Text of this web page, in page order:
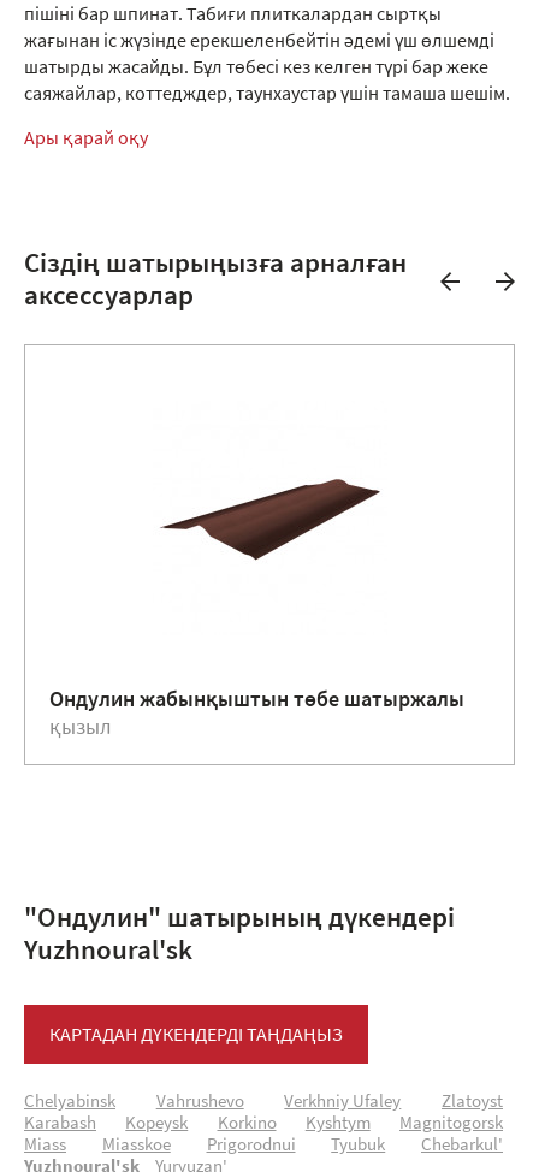
пішіні бар шпинат. Табиғи плиткалардан сыртқы
жағынан іс жүзінде ерекшеленбейтін әдемі үш өлшемді
шатырды жасайды. Бұл төбесі кез келген түрі бар жеке
саяжайлар, коттедждер, таунхаустар үшін тамаша шешім.
Ары қарай оқу
Сіздің шатырыңызға арналған
аксессуарлар
Ондулин жабынқыштын төбе шатыржалы
қызыл
"Ондулин" шатырының дүкендері
Yuzhnoural'sk
КАРТАДАН ДҮКЕНДЕРДІ ТАҢДАҢЫЗ
Chelyabinsk Vahrushevo Verkhniy Ufaley
Zlatoyst
Karabash
Kopeysk Korkino Kyshtym
Magnitogorsk
Miass
Miasskoe Prigorodnui Tyubuk
Chebarkul'
Yuzhnoural'sk
Yuryuzan'